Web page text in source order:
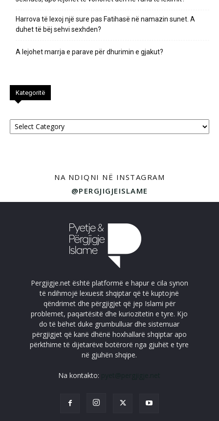
Harrova të lexoj një sure pas Fatihasë në namazin sunet. A
duhet të bëj sehvi sexhden?
A lejohet marrja e parave për dhurimin e gjakut?
Kategoritë
Kategoritë
NA NDIQNI NË INSTAGRAM
@PERGJIGJEISLAME
Pergjigje.net është platformë e hapur e cila synon
të ndihmojë lexuesit shqiptar që të kuptojnë
qëndrimet dhe përgjigjet që jep Islami për
problemet, paqartësitë dhe kuriozitetin e tyre. Kjo
do të bëhet duke grumbulluar dhe sistemuar
përgjigjet që kanë dhënë hoxhallarë shqiptar apo
përkthime të dijetarëve botërorë nga gjuhët e tyre
në gjuhën shqipe.
Na kontakto: